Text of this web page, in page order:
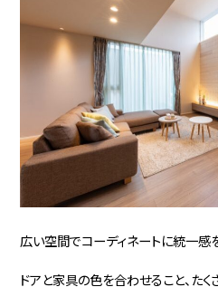
広い空間でコーディネートに統一感
ドアと家具の色を合わせること、た